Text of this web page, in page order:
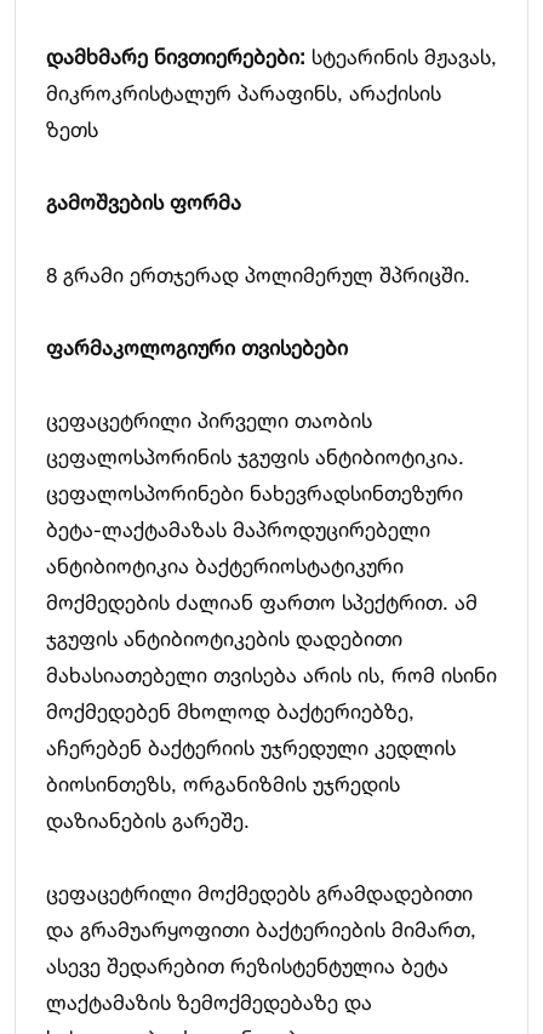
დამხმარე ნივთიერებები: სტეარინის მჟავას,
მიკროკრისტალურ პარაფინს, არაქისის
ზეთს
გამოშვების ფორმა
8 გრამი ერთჯერად პოლიმერულ შპრიცში.
ფარმაკოლოგიური თვისებები
ცეფაცეტრილი პირველი თაობის
ცეფალოსპორინის ჯგუფის ანტიბიოტიკია.
ცეფალოსპორინები ნახევრადსინთეზური
ბეტა-ლაქტამაზას მაპროდუცირებელი
ანტიბიოტიკია ბაქტერიოსტატიკური
მოქმედების ძალიან ფართო სპექტრით. ამ
ჯგუფის ანტიბიოტიკების დადებითი
მახასიათებელი თვისება არის ის, რომ ისინი
მოქმედებენ მხოლოდ ბაქტერიებზე,
აჩერებენ ბაქტერიის უჯრედული კედლის
ბიოსინთეზს, ორგანიზმის უჯრედის
დაზიანების გარეშე.
ცეფაცეტრილი მოქმედებს გრამდადებითი
და გრამუარყოფითი ბაქტერიების მიმართ,
ასევე შედარებით რეზისტენტულია ბეტა
ლაქტამაზის ზემოქმედებაზე და